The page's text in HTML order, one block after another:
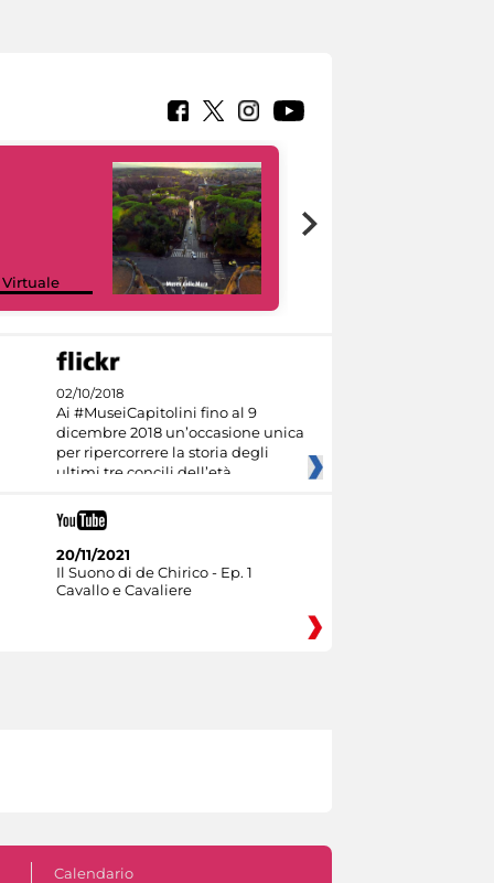
Virtuale
02/10/2018
Ai #MuseiCapitolini fino al 9
dicembre 2018 un’occasione unica
per ripercorrere la storia degli
ultimi tre concili dell’età
20/11/2021
Il Suono di de Chirico - Ep. 1
Cavallo e Cavaliere
Calendario